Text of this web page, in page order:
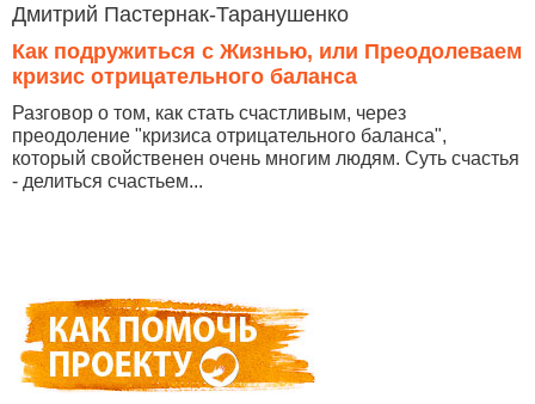
Дмитрий Пастернак-Таранушенко
Как подружиться с Жизнью, или Преодолеваем
кризис отрицательного баланса
Разговор о том, как стать счастливым, через
преодоление "кризиса отрицательного баланса",
который свойственен очень многим людям. Суть счастья
- делиться счастьем...